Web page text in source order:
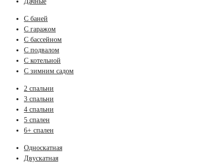
С баней
С гаражом
С бассейном
С подвалом
С котельной
С зимним садом
2 спальни
3 спальни
4 спальни
5 спален
6+ спален
Односкатная
Двускатная